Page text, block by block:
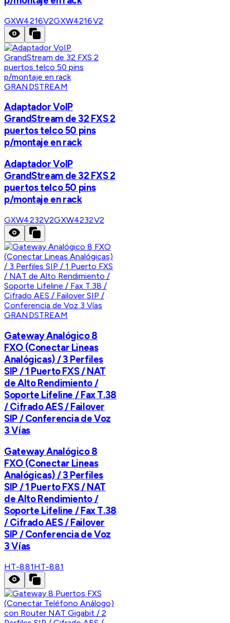
GXW4216V2GXW4216V2
GRANDSTREAM
Adaptador VoIP
GrandStream de 32 FXS 2
puertos telco 50 pins
p/montaje en rack
Adaptador VoIP
GrandStream de 32 FXS 2
puertos telco 50 pins
p/montaje en rack
GXW4232V2GXW4232V2
GRANDSTREAM
Gateway Analógico 8
FXO (Conectar Lineas
Analógicas) / 3 Perfiles
SIP / 1 Puerto FXS / NAT
de Alto Rendimiento /
Soporte Lifeline / Fax T.38
/ Cifrado AES / Failover
SIP / Conferencia de Voz
3 Vías
Gateway Analógico 8
FXO (Conectar Lineas
Analógicas) / 3 Perfiles
SIP / 1 Puerto FXS / NAT
de Alto Rendimiento /
Soporte Lifeline / Fax T.38
/ Cifrado AES / Failover
SIP / Conferencia de Voz
3 Vías
HT-881HT-881